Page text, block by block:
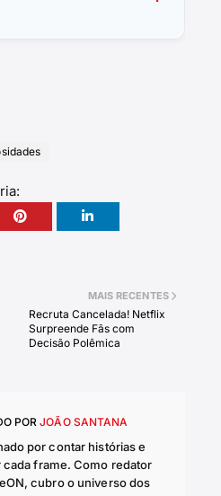
MAIS RECENTES
Recruta Cancelada! Netflix
Surpreende Fãs com
Decisão Polêmica
PORJOÃO SANTANA
por contar histórias e
cada frame. Como redator
cubro o universo dos